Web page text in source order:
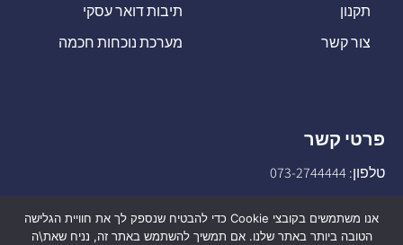
תקנון
צור קשר
תיבות דואר עסקי
מערכת נוכחות חכמה
פרטי קשר
טלפון:073-2744444
אנו משתמשים בקובצי Cookie כדי להבטיח שנספק לך את חוויית הגלישה
הטובה ביותר באתר שלנו. אם תמשיך להשתמש באתר זה, נניח שאת\ה